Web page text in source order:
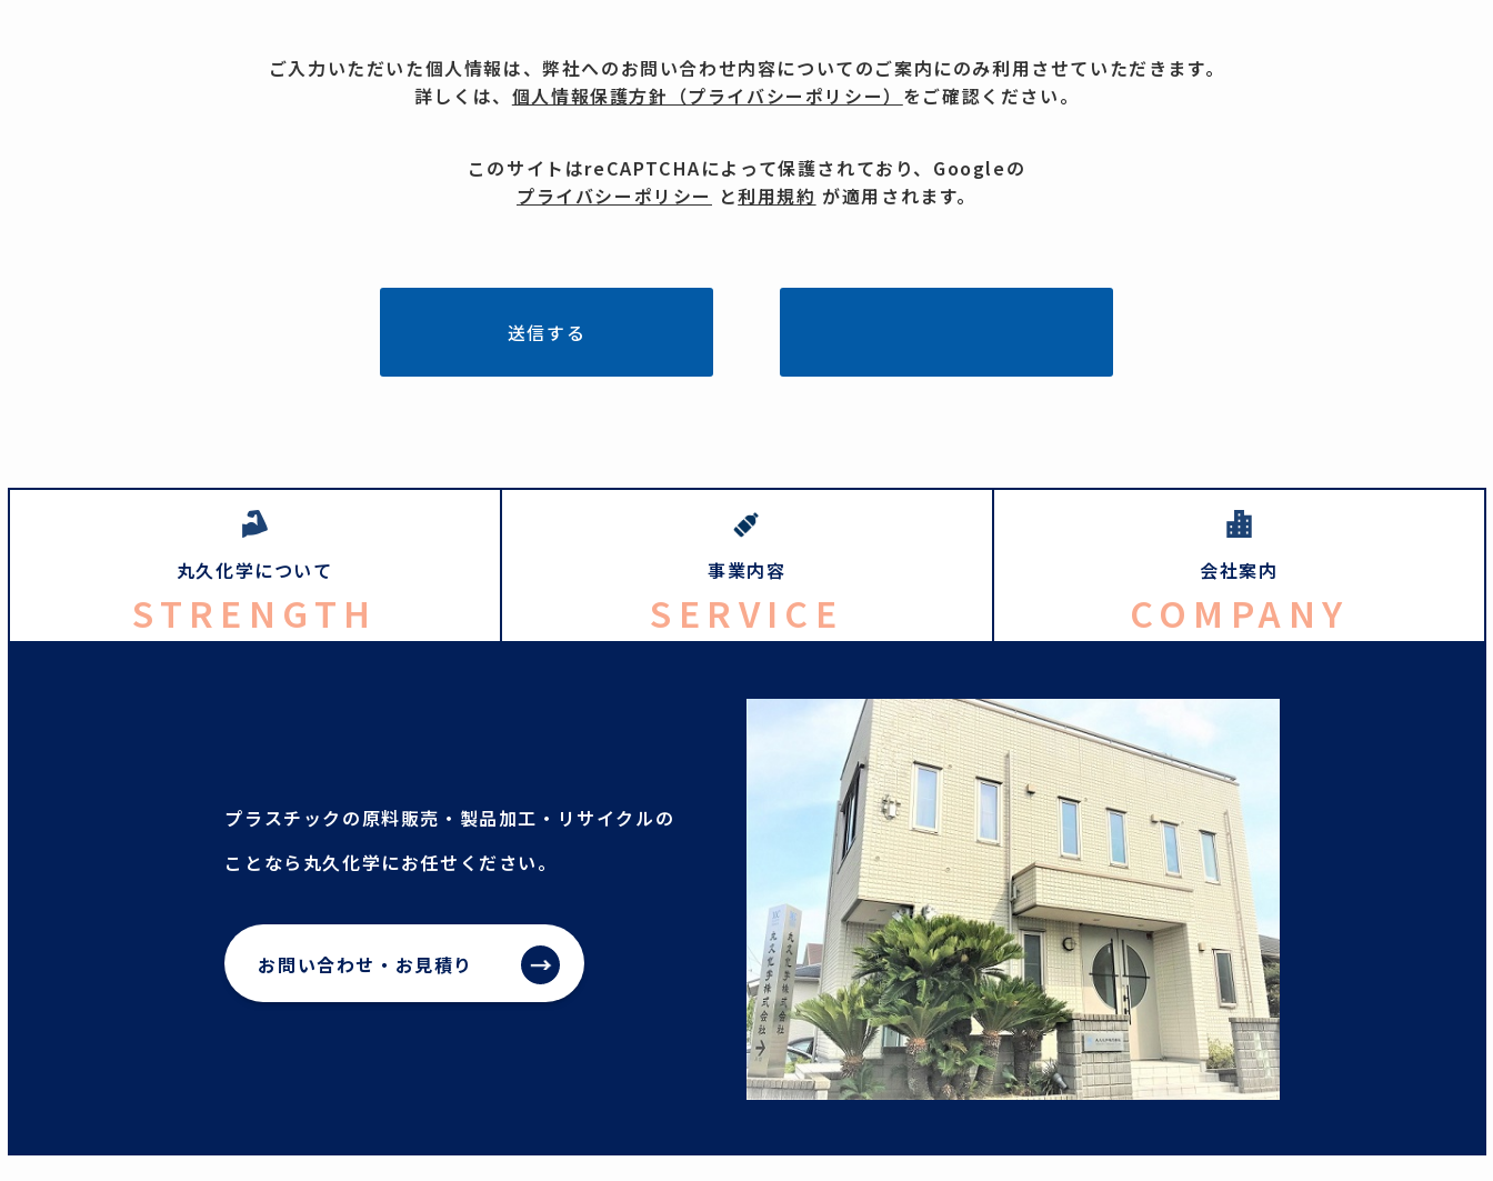
ご入力いただいた個人情報は、弊社へのお問い合わせ内容についてのご案内にのみ利用させていただきます。
詳しくは、 個人情報保護方針（プライバシーポリシー） をご確認ください。
このサイトはreCAPTCHAによって保護されており、Googleの
プライバシーポリシー と利用規約 が適用されます。
丸久化学について
STRENGTH
事業内容
SERVICE
会社案内
COMPANY
プラスチックの原料販売・製品加工・リサイクルの
ことなら丸久化学にお任せください。
お問い合わせ・お見積り